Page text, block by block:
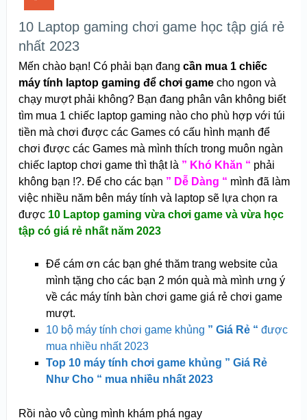
10 Laptop gaming chơi game học tập giá rẻ
nhất 2023
Mến chào bạn! Có phải bạn đang cần mua 1 chiếc
máy tính laptop gaming để chơi gamecho ngon và
chạy mượt phải không? Bạn đang phân vân không biết
tìm mua 1 chiếc laptop gaming nào cho phù hợp với túi
tiền mà chơi được các Games có cấu hình mạnh để
chơi được các Games mà mình thích trong muôn ngàn
chiếc laptop chơi game thì thật là ” Khó Khăn “ phải
không bạn !?. Để cho các bạn ” Dễ Dàng “ mình đã làm
việc nhiều năm bên máy tính và laptop sẽ lựa chọn ra
được 10 Laptop gaming vừa chơi game và vừa học
tập có giá rẻ nhất năm 2023
Để cám ơn các bạn ghé thăm trang website của
mình tặng cho các bạn 2 món quà mà mình ưng ý
về các máy tính bàn chơi game giá rẻ chơi game
mượt.
10 bộ máy tính chơi game khủng ” Giá Rẻ “ được
mua nhiều nhất 2023
Top 10 máy tính chơi game khủng ” Giá Rẻ
Như Cho “ mua nhiều nhất 2023
Rồi nào vô cùng mình khám phá ngay